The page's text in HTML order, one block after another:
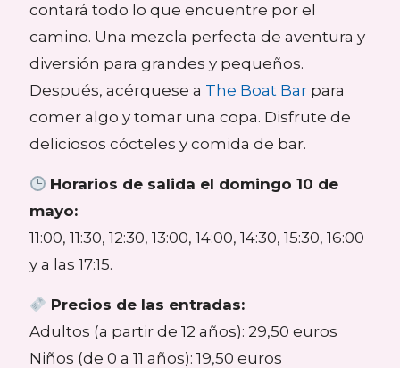
contará todo lo que encuentre por el
camino. Una mezcla perfecta de aventura y
diversión para grandes y pequeños.
Después, acérquese a The Boat Bar para
comer algo y tomar una copa. Disfrute de
deliciosos cócteles y comida de bar.
Horarios de salida el domingo 10 de
mayo:
11:00, 11:30, 12:30, 13:00, 14:00, 14:30, 15:30, 16:00
y a las 17:15.
Precios de las entradas:
Adultos (a partir de 12 años): 29,50 euros
Niños (de 0 a 11 años): 19,50 euros